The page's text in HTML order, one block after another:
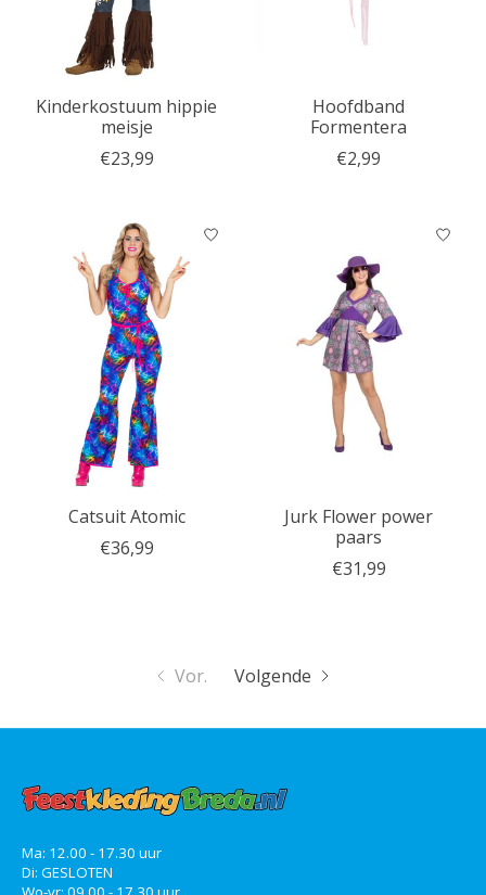
Kinderkostuum hippie
meisje
€23,99
Hoofdband
Formentera
€2,99
Catsuit Atomic
€36,99
Jurk Flower power
paars
€31,99
Vor. Volgende
Ma: 12.00 - 17.30 uur
Di: GESLOTEN